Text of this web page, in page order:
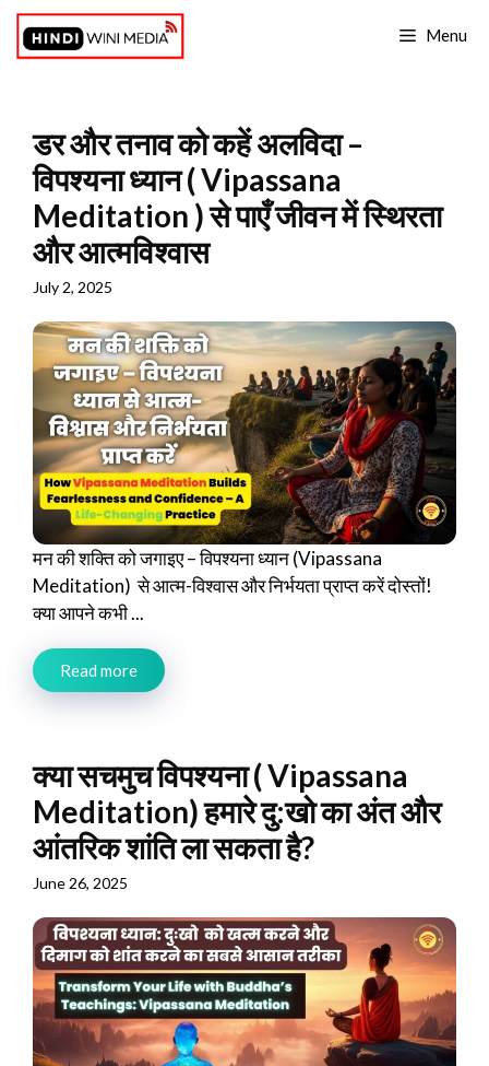
Skip
content
Menu
डर और तनाव को कहें अलविदा –
विपश्यना ध्यान ( Vipassana
Meditation ) से पाएँ जीवन में स्थिरता
और आत्मविश्वास
July 2, 2025
मन की शक्ति को जगाइए – विपश्यना ध्यान (Vipassana
Meditation) से आत्म-विश्वास और निर्भयता प्राप्त करें दोस्तों!
क्या आपने कभी ...
Read more
क्या सचमुच विपश्यना ( Vipassana
Meditation) हमारे दु:खो का अंत और
आंतरिक शांति ला सकता है?
June 26, 2025